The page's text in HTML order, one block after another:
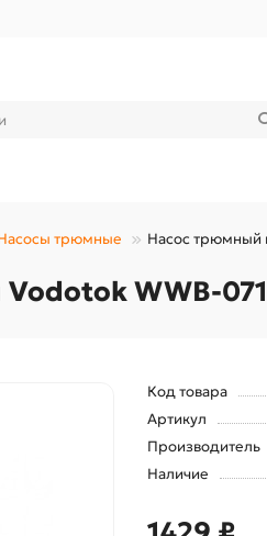
трюмные Насос трюмный
WWB-
Код товара
Артикул
Производитель
Наличие